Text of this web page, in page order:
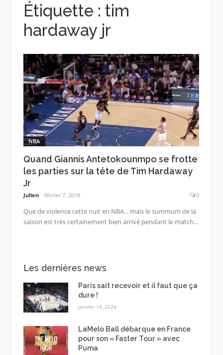
Étiquette : tim
hardaway jr
NBA
Quand Giannis Antetokounmpo se frotte
les parties sur la tête de Tim Hardaway
Jr
Julien février 7, 2018 0
Que de violence cette nuit en NBA... mais le summum de la
saison est très certainement bien arrivé pendant le match...
Les dernières news
Paris sait recevoir et il faut que ça
dure !
janvier 14, 2024
LaMelo Ball débarque en France
pour son « Faster Tour » avec
Puma